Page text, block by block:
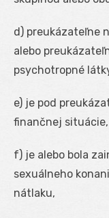
d) preukázateľne
alebo
psychotropné
e) je pod
finančnej situácie,
f) je alebo bola
sexuálneho
nátlaku,